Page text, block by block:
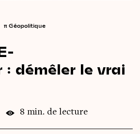
3,14
π Géopolitique
: démêler le vrai
8 min. de lecture